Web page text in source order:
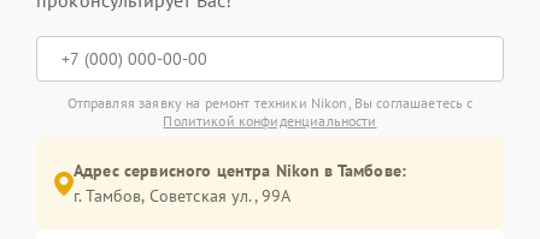
Отправляя заявку на ремонт техники Nikon, Вы соглашаетесь с
Политикой конфиденциальности
Адрес сервисного центра Nikon в Тамбове:
г. Тамбов, Советская ул., 99А